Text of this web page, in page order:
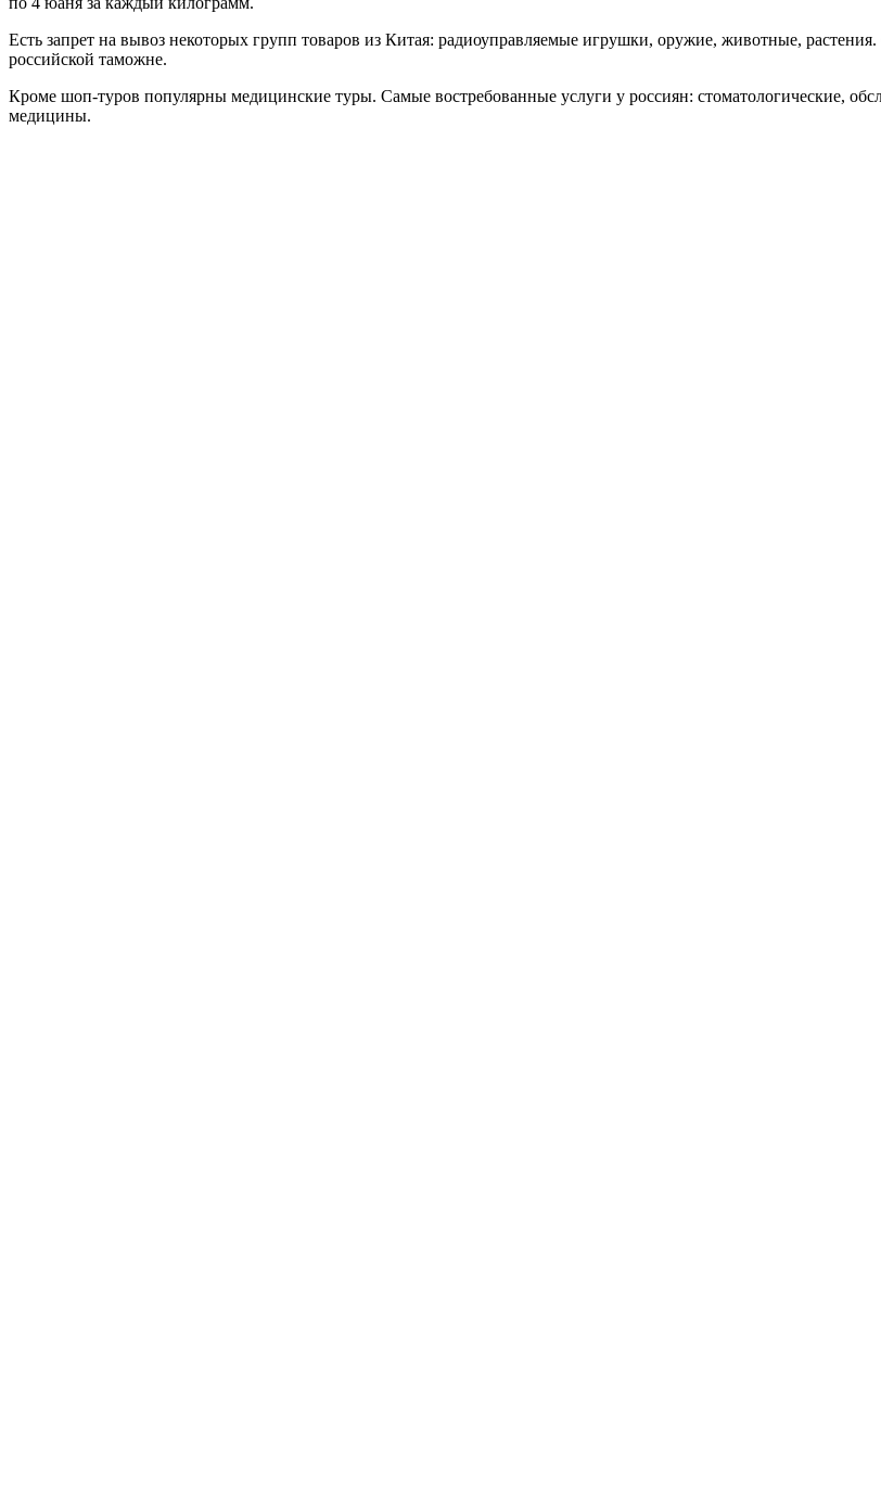
Есть запрет на вывоз некоторых групп товаров из Китая: радиоуправляемые игрушки, оружие, животные,
российской таможне.
Кроме шоп-туров популярны медицинские туры. Самые востребованные услуги у россиян: стоматологические,
медицины.